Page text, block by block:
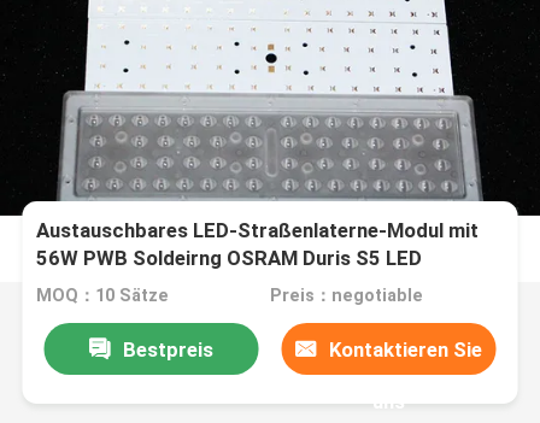
Austauschbares LED-Straßenlaterne-Modul mit
56W PWB Soldeirng OSRAM Duris S5 LED
MOQ：10 Sätze Preis：negotiable
Bestpreis Kontaktieren Sie
uns